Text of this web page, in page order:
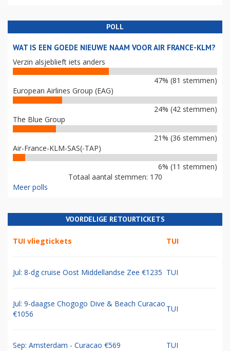
POLL
WAT IS EEN GOEDE NIEUWE NAAM VOOR AIR FRANCE-KLM?
Verzin alsjeblieft iets anders
47% (81 stemmen)
European Airlines Group (EAG)
24% (42 stemmen)
The Blue Group
21% (36 stemmen)
Air-France-KLM-SAS(-TAP)
6% (11 stemmen)
Totaal aantal stemmen: 170
Meer polls
VOORDELIGE RETOURTICKETS
TUI vliegtickets TUI
Jul: 8-dg cruise Oost Middellandse Zee €1235 TUI
Jul: 9-daagse Chogogo Dive & Beach Curacao
€1056
TUI
Sep: Amsterdam - Curacao €569 TUI